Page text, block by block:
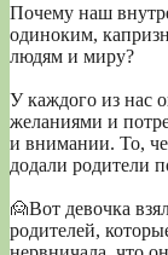
Почему наш
одиноким,
людям и миру?
У каждого из нас
желаниями и
и внимании. То,
додали родители
🙍Вот девочка
родителей,